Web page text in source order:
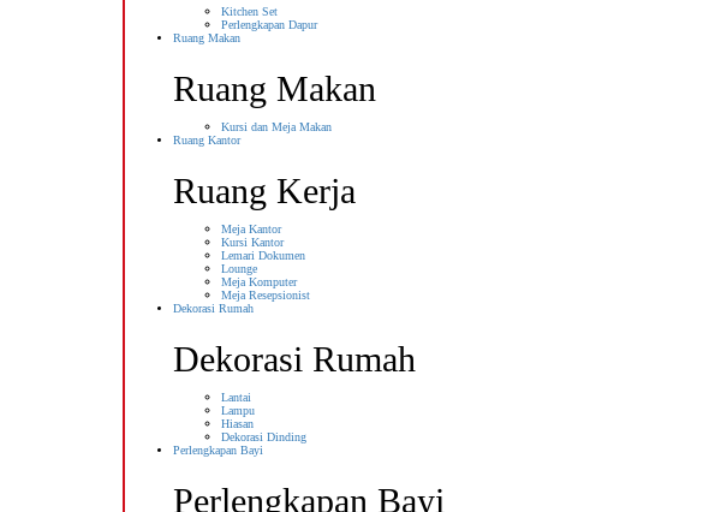
Kitchen Set
Perlengkapan Dapur
Ruang Makan
Ruang Makan
Kursi dan Meja Makan
Ruang Kantor
Ruang Kerja
Meja Kantor
Kursi Kantor
Lemari Dokumen
Lounge
Meja Komputer
Meja Resepsionist
Dekorasi Rumah
Dekorasi Rumah
Lantai
Lampu
Hiasan
Dekorasi Dinding
Perlengkapan Bayi
Perlengkapan Bayi